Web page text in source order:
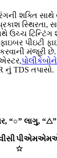
શક્તિ સાથે
સ્થિરતા,
ઉચ્ચ ટિન્ટિંગ
ફાઇબર પીઇટી
મંજૂરી છે.
નું TDS તપાસો.
“○” લાગુ,
☆